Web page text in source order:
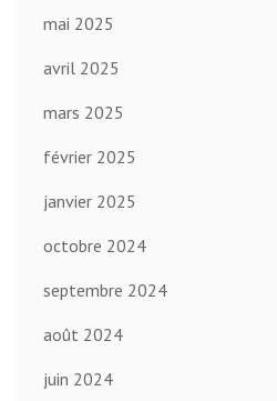
mai 2025
avril 2025
mars 2025
février 2025
janvier 2025
octobre 2024
septembre 2024
août 2024
juin 2024